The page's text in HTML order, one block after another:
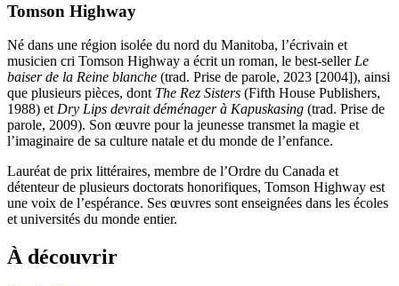
Tomson Highway
Né dans une région isolée du nord du Manitoba, l’écrivain et
musicien cri Tomson Highway a écrit un roman, le best-seller Le
baiser de la Reine blanche (trad. Prise de parole, 2023 [2004]), ainsi
que plusieurs pièces, dont The Rez Sisters (Fifth House Publishers,
1988) et Dry Lips devrait déménager à Kapuskasing (trad. Prise de
parole, 2009). Son œuvre pour la jeunesse transmet la magie et
l’imaginaire de sa culture natale et du monde de l’enfance.
Lauréat de prix littéraires, membre de l’Ordre du Canada et
détenteur de plusieurs doctorats honorifiques, Tomson Highway est
une voix de l’espérance. Ses œuvres sont enseignées dans les écoles
et universités du monde entier.
À découvrir